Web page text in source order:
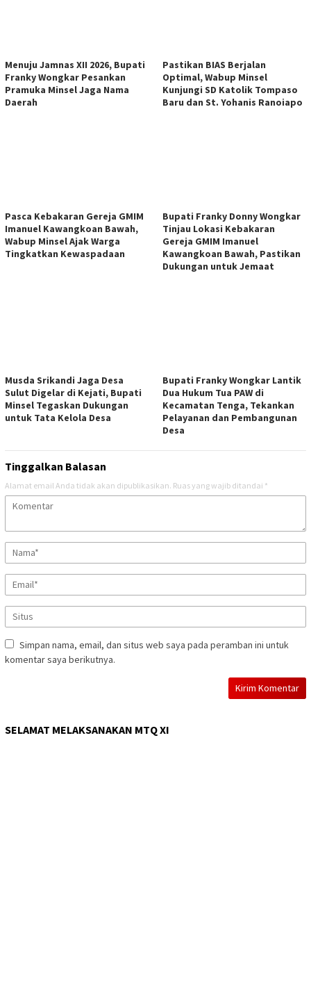
Menuju Jamnas XII 2026, Bupati
Franky Wongkar Pesankan
Pramuka Minsel Jaga Nama
Daerah
Pastikan BIAS Berjalan
Optimal, Wabup Minsel
Kunjungi SD Katolik Tompaso
Baru dan St. Yohanis Ranoiapo
Pasca Kebakaran Gereja GMIM
Imanuel Kawangkoan Bawah,
Wabup Minsel Ajak Warga
Tingkatkan Kewaspadaan
Bupati Franky Donny Wongkar
Tinjau Lokasi Kebakaran
Gereja GMIM Imanuel
Kawangkoan Bawah, Pastikan
Dukungan untuk Jemaat
Musda Srikandi Jaga Desa
Sulut Digelar di Kejati, Bupati
Minsel Tegaskan Dukungan
untuk Tata Kelola Desa
Bupati Franky Wongkar Lantik
Dua Hukum Tua PAW di
Kecamatan Tenga, Tekankan
Pelayanan dan Pembangunan
Desa
Tinggalkan Balasan
Alamat email Anda tidak akan dipublikasikan. Ruas yang wajib ditandai *
Simpan nama, email, dan situs web saya pada peramban ini untuk
komentar saya berikutnya.
SELAMAT MELAKSANAKAN MTQ XI